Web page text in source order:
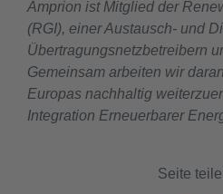
Amprion ist Mitglied der
(RGI), einer Austausch- und
Übertragungsnetzbetreibern
Gemeinsam arbeiten wir
Europas nachhaltig
Integration Erneuerbarer
Seite